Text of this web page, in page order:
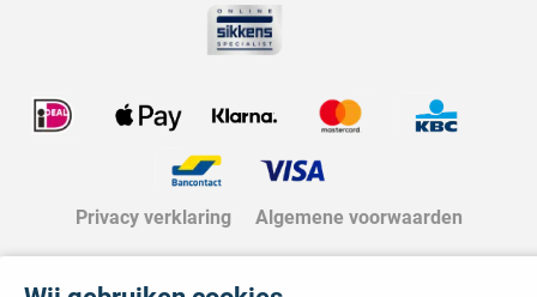
Privacy verklaring Algemene voorwaarden